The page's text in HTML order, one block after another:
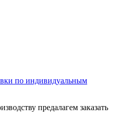
по индивидуальным
предалагем заказать